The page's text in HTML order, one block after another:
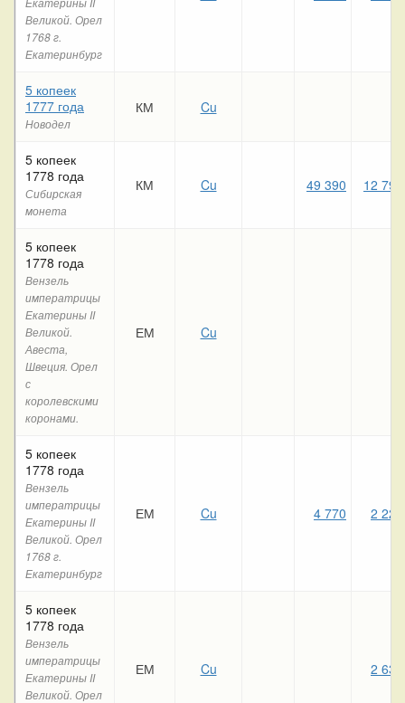
Великой. Орел
1768 г.
Екатеринбург
5 копеек
1777 года
Новодел
КМ Cu
5 копеек
1778 года
Сибирская
монета
КМ Cu 49 390 12 790
5 копеек
1778 года
Вензель
императрицы
Екатерины II
Великой.
Авеста,
Швеция. Орел
с
королевскими
коронами.
ЕМ Cu
5 копеек
1778 года
Вензель
императрицы
Екатерины II
Великой. Орел
1768 г.
Екатеринбург
ЕМ Cu 4 770 2 220
5 копеек
1778 года
Вензель
императрицы
Екатерины II
Великой. Орел
ЕМ Cu 2 630